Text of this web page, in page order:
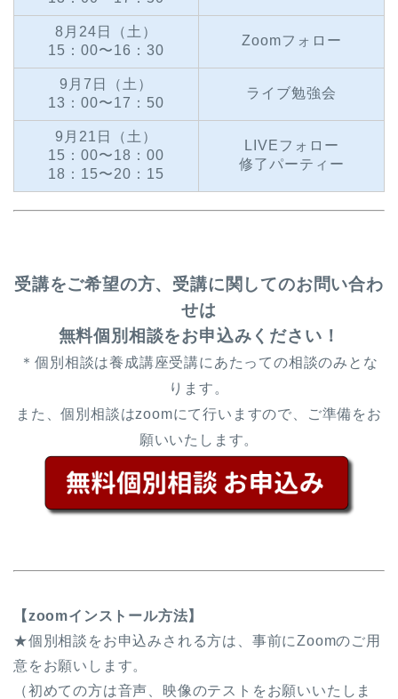
8月24日（土）
15：00〜16：30
Zoomフォロー
9月7日（土）
13：00〜17：50
ライブ勉強会
9月21日（土）
15：00〜18：00
18：15〜20：15
LIVEフォロー
修了パーティー
受講をご希望の方、受講に関してのお問い合わ
せは
無料個別相談をお申込みください！
＊個別相談は養成講座受講にあたっての相談のみとな
ります。
また、個別相談はzoomにて行いますので、ご準備をお
願いいたします。
【zoomインストール方法】
★個別相談をお申込みされる方は、事前にZoomのご用
意をお願いします。
（初めての方は音声、映像のテストをお願いいたしま